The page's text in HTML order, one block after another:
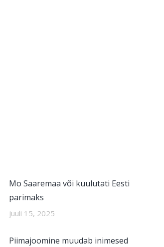
Mo Saaremaa või kuulutati Eesti
parimaks
juuli 15, 2025
Piimajoomine muudab inimesed